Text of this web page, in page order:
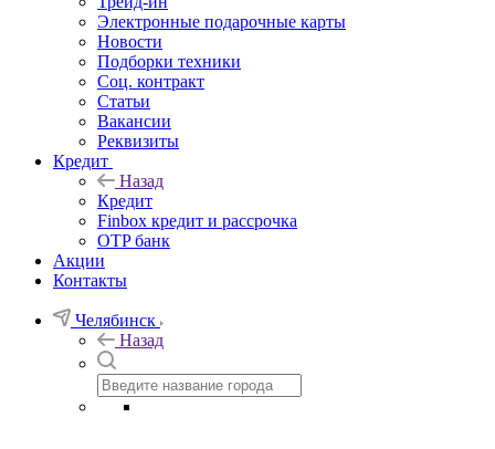
Электронные подарочные карты
Новости
Подборки техники
Соц. контракт
Статьи
Вакансии
Реквизиты
Кредит
Назад
Кредит
Finbox кредит и рассрочка
OTP банк
Акции
Контакты
Челябинск
Назад